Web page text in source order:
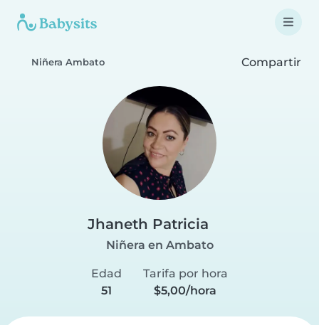
Niñera Ambato Compartir
Jhaneth Patricia
Niñera en Ambato
Edad
51
Tarifa por hora
$5,00/hora